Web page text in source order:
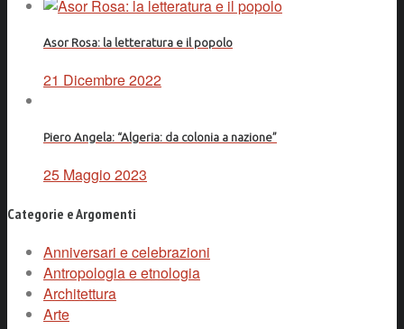
Asor Rosa: la letteratura e il popolo
21 Dicembre 2022
Piero Angela: “Algeria: da colonia a nazione”
25 Maggio 2023
Categorie e Argomenti
Anniversari e celebrazioni
Antropologia e etnologia
Architettura
Arte